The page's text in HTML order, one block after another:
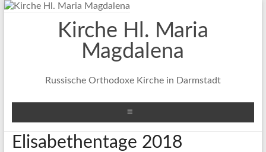
Zum
Kirche Hl. Maria
Magdalena
Russische Orthodoxe Kirche in Darmstadt
Elisabethentage 2018